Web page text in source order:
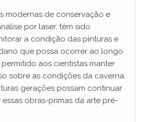
modernas de conservação e
por laser, têm sido
a condição das pinturas e
que possa ocorrer ao longo
aos cientistas manter
sobre as condições da caverna
gerações possam continuar
obras-primas da arte pré-